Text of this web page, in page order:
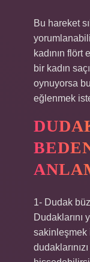
Bu hareket
kadının
bir kadın
oynuyorsa
eğlenmek
1- Dudak
sakinleşmek